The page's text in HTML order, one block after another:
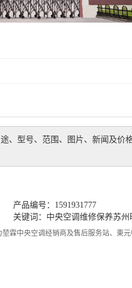
、型号、范围、图片、新闻及价
产品编号：1591931777
关键词： 中央空调维修保养苏州
霖中央空调经销商及售后服务站、東